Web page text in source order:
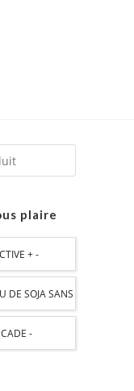
plaire
+ -
CHEVAL -
ET
DE SOJA SANS
EN-